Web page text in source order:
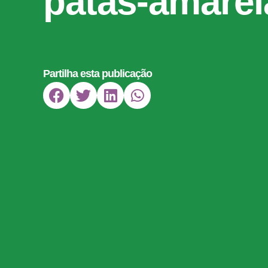
Partilha esta publicação